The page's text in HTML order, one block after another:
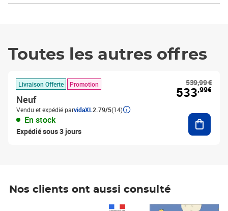
Toutes les autres offres
Livraison Offerte Promotion
Neuf
Vendu et expédié parvidaXL 2.79/5(14)
En stock
Expédié sous 3 jours
539,99 €
533,99€
Nos clients ont aussi consulté